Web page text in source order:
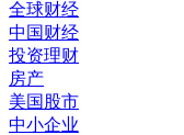
全球财经
中国财经
投资理财
房产
美国股市
中小企业